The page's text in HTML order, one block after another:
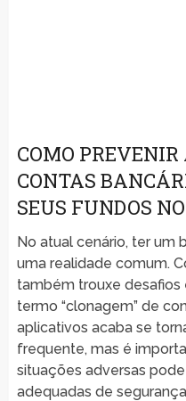
COMO PREVENIR
CONTAS
SEUS FUNDOS
No atual cenário, ter um
uma realidade comum.
também trouxe desafios
termo “clonagem” de
aplicativos acaba se
frequente, mas é
situações adversas
adequadas de